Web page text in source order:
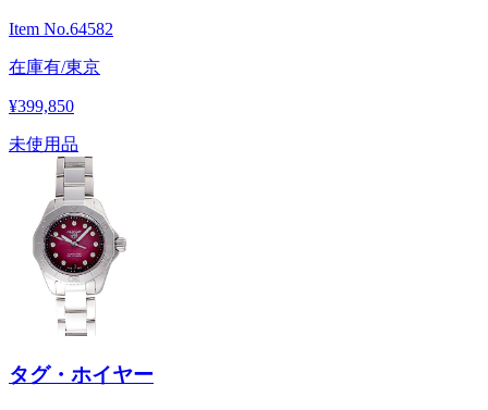
Item No.64582
在庫有/東京
¥399,850
未使用品
タグ・ホイヤー